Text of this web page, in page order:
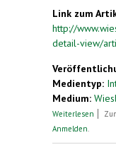
Link zum
http://
detail-view/
Medientyp:
Medium:
Weiterlesen über
Anmelden